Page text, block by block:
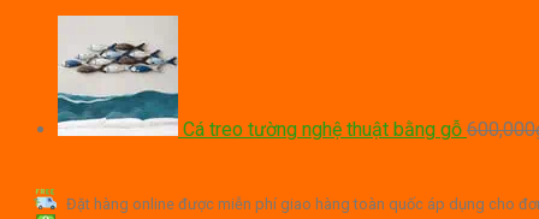
Cá treo tường nghệ thuật bằng gỗ 600,000
Đặt hàng online được miễn phí giao hàng toàn quốc áp dụng cho